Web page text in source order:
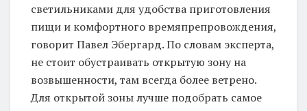
светильниками для удобства приготовления
пищи и комфортного времяпрепровождения,
говорит Павел Эбергард. По словам эксперта,
не стоит обустраивать открытую зону на
возвышенности, там всегда более ветрено.
Для открытой зоны лучше подобрать самое